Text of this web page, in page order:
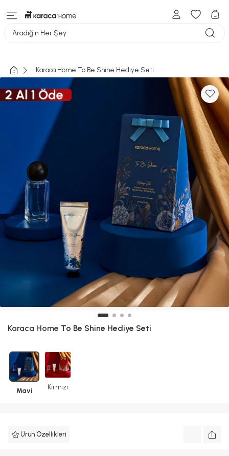
Aradığın Her Şey
Karaca Home To Be Shine Hediye Seti
Karaca Home To Be Shine Hediye Seti
Mavi Kırmızı
Ürün Özellikleri